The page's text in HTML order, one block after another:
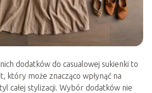
dodatków do casualowej sukienki to
który może znacząco wpłynąć na
całej stylizacji. Wybór dodatków nie